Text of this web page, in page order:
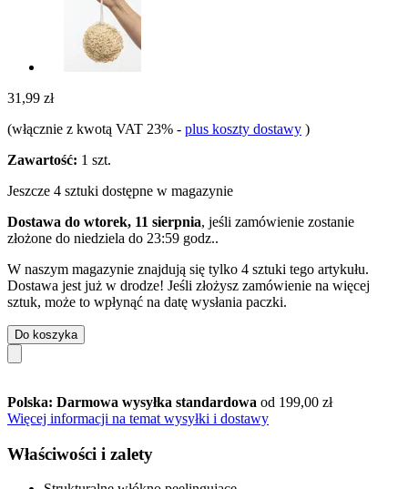
31,99 zł
(włącznie z kwotą VAT 23% - plus koszty dostawy )
Zawartość: 1 szt.
Jeszcze 4 sztuki dostępne w magazynie
Dostawa do wtorek, 11 sierpnia, jeśli zamówienie zostanie
złożone do niedziela do 23:59 godz..
W naszym magazynie znajdują się tylko 4 sztuki tego artykułu.
Dostawa jest już w drodze! Jeśli złożysz zamówienie na więcej
sztuk, może to wpłynąć na datę wysłania paczki.
Do koszyka
Polska: Darmowa wysyłka standardowa od 199,00 zł
Więcej informacji na temat wysyłki i dostawy
Właściwości i zalety